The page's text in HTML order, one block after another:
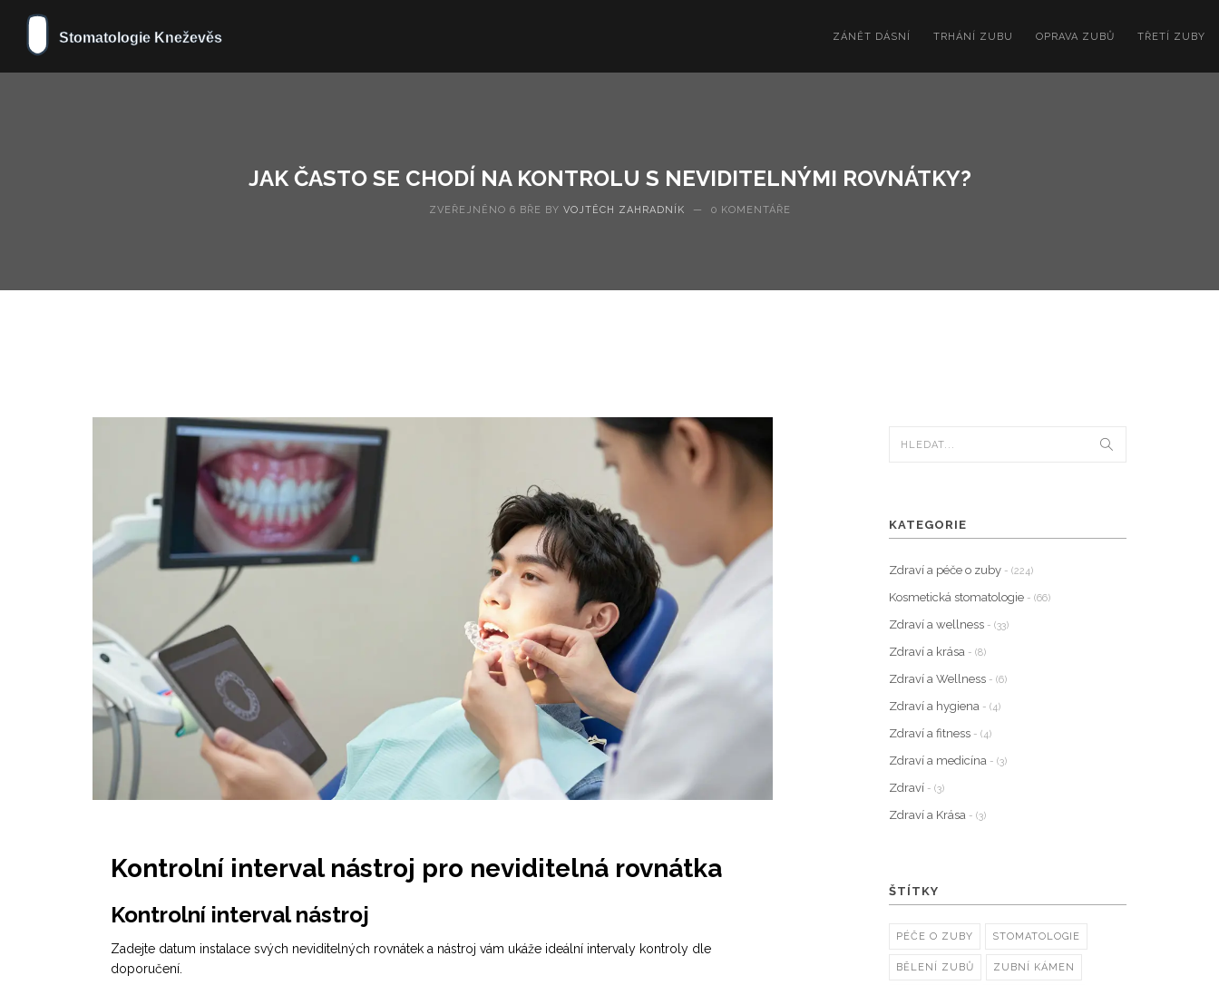
ZÁNĚT DÁSNÍ TRHÁNÍ ZUBU OPRAVA ZUBŮ TŘETÍ ZUBY
JAK ČASTO SE CHODÍ NA KONTROLU S NEVIDITELNÝMI ROVNÁTKY?
ZVEŘEJNĚNO 6 BŘE BY VOJTĚCH ZAHRADNÍK — 0 KOMENTÁŘE
Kontrolní interval nástroj pro neviditelná rovnátka
Kontrolní interval nástroj
Zadejte datum instalace svých neviditelných rovnátek a nástroj vám ukáže ideální intervaly kontroly dle
doporučení.
KATEGORIE
Zdraví a péče o zuby - (224)
Kosmetická stomatologie - (66)
Zdraví a wellness - (33)
Zdraví a krása - (8)
Zdraví a Wellness - (6)
Zdraví a hygiena - (4)
Zdraví a fitness - (4)
Zdraví a medicína - (3)
Zdraví - (3)
Zdraví a Krása - (3)
ŠTÍTKY
PÉČE O ZUBY STOMATOLOGIE
BĚLENÍ ZUBŮ ZUBNÍ KÁMEN